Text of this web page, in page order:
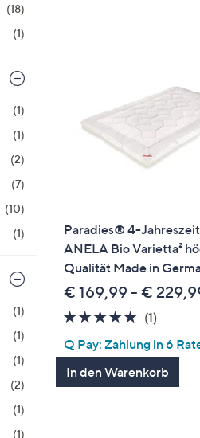
bzw.
rechts,
(18)
(1)
(1)
(1)
(2)
(7)
(10)
(1)
(1)
(1)
(1)
(2)
(1)
(1)
Paradies® 4-
ANELA Bio Varietta²
Qualität Made in
€ 169,99 - €
5.0
5
(1)1
Q Pay: Zahlung in 6
In den Warenkorb